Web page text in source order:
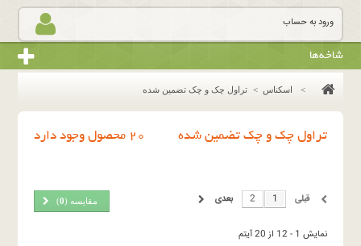
ورود به حساب
شاخه‌ها
> اسکناس > تراول چک و چک تضمین شده
تراول چک و چک تضمین شده 20 محصول وجود دارد
مقایسه (0
) قبلی 1
2 بعدی
نمایش 1 - 12 از 20 آیتم